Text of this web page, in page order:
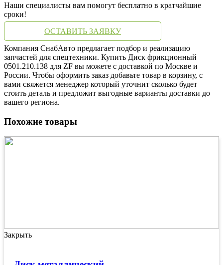
Наши специалисты вам помогут бесплатно в кратчайшие
сроки!
ОСТАВИТЬ ЗАЯВКУ
Компания СнабАвто предлагает подбор и реализацию
запчастей для спецтехники. Купить Диск фрикционный
0501.210.138 для ZF вы можете с доставкой по Москве и
России. Чтобы оформить заказ добавьте товар в корзину, с
вами свяжется менеджер который уточнит сколько будет
стоить деталь и предложит выгодные варианты доставки до
вашего региона.
Похожие товары
Закрыть